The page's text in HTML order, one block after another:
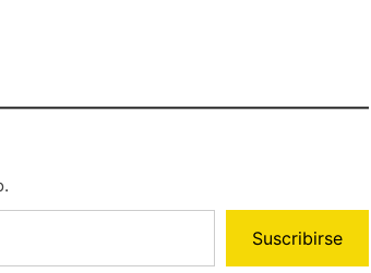
Suscribirse